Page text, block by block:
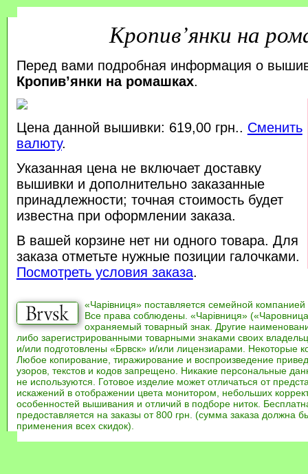
Кропив’янки на
Перед вами подробная информация о
Кропив’янки на ромашках.
Цена данной вышивки: 619,00 грн.. Сменить
валюту.
Указанная цена не включает доставку
вышивки и дополнительно заказанные
принадлежности; точная стоимость будет
известна при оформлении заказа.
В вашей корзине нет ни одного товара. Для
заказа отметьте нужные позиции галочками.
Посмотреть условия заказа.
«Чарівниця» поставляется семейной компанией
Все права соблюдены. «Чарівниця»
охраняемый товарный знак. Другие
либо зарегистрированными товарными знаками своих
и/или подготовлены «Брвск» и/или лицензиарами. Некоторые
Любое копирование, тиражирование и воспроизведение
узоров, текстов и кодов запрещено. Никакие персональные
не используются. Готовое изделие может отличаться от
искажений в отображении цвета монитором, небольших
особенностей вышивания и отличий в подборе ниток.
предоставляется на заказы от 800 грн. (сумма заказа должна
применения всех скидок).